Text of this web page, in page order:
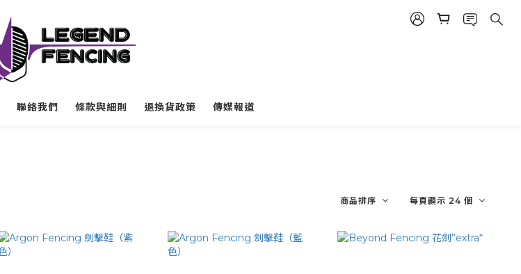
聯絡我們 條款與細則 退換貨政策 傳媒報道
商品排序 每頁顯示 24 個